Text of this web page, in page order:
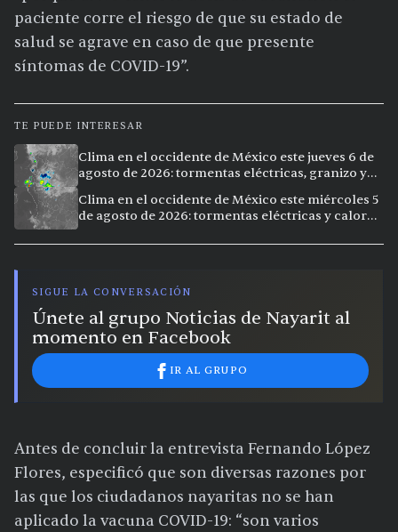
paciente corre el riesgo de que su estado de
salud se agrave en caso de que presente
síntomas de COVID-19”.
TE PUEDE INTERESAR
Clima en el occidente de México este jueves 6 de
agosto de 2026: tormentas eléctricas, granizo y
Clima en el occidente de México este miércoles 5
de agosto de 2026: tormentas eléctricas y calor
SIGUE LA CONVERSACIÓN
Únete al grupo Noticias de Nayarit al
momento en Facebook
IR AL GRUPO
Antes de concluir la entrevista Fernando López
Flores, especificó que son diversas razones por
las que los ciudadanos nayaritas no se han
aplicado la vacuna COVID-19: “son varios